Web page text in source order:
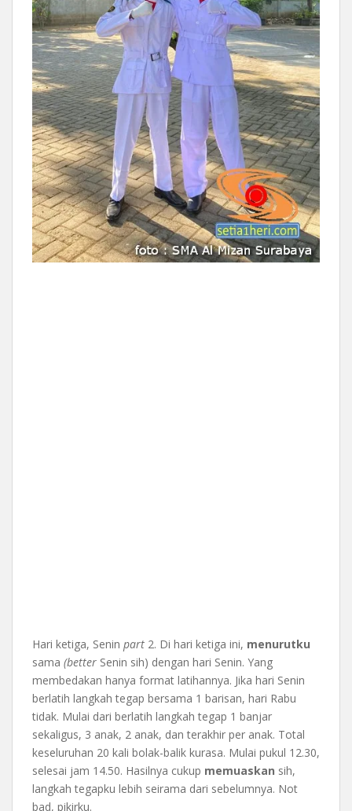
Hari ketiga, Senin part 2. Di hari ketiga ini, menurutku
sama (better Senin sih) dengan hari Senin. Yang
membedakan hanya format latihannya. Jika hari Senin
berlatih langkah tegap bersama 1 barisan, hari Rabu
tidak. Mulai dari berlatih langkah tegap 1 banjar
sekaligus, 3 anak, 2 anak, dan terakhir per anak. Total
keseluruhan 20 kali bolak-balik kurasa. Mulai pukul 12.30,
selesai jam 14.50. Hasilnya cukup memuaskan sih,
langkah tegapku lebih seirama dari sebelumnya. Not
bad, pikirku.